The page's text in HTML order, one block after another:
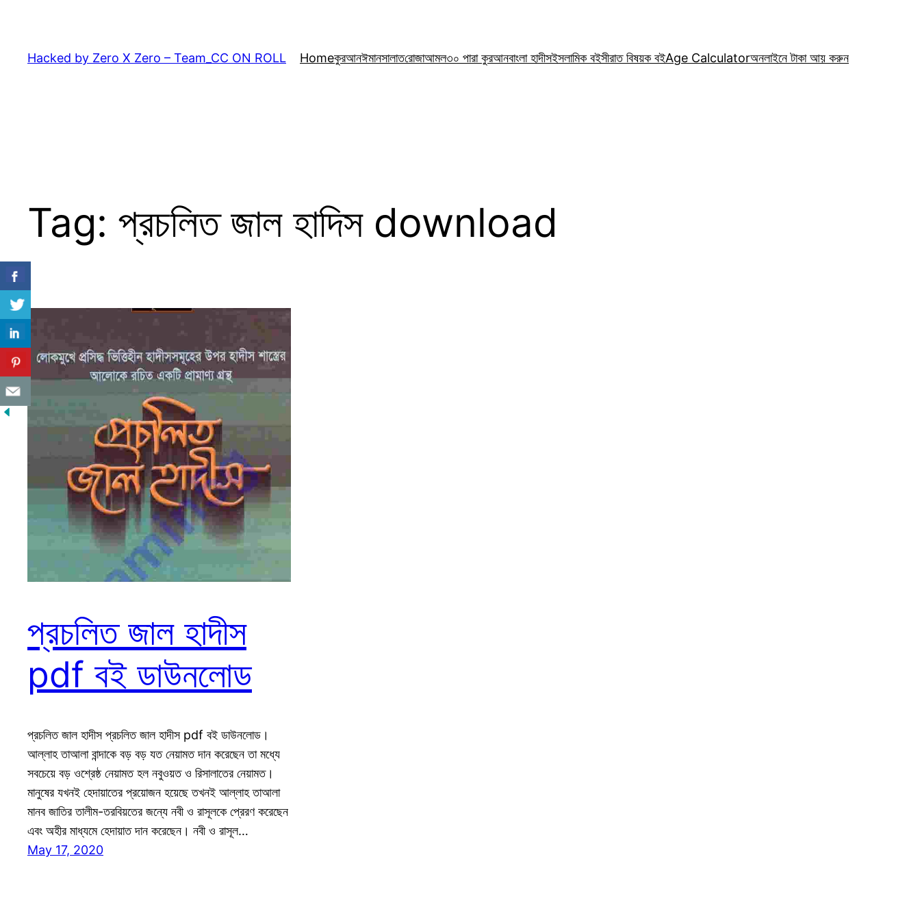
content
Hacked by Zero X Zero – Team_CC ON ROLL Homeকুরআনঈমানসালাতরোজাআমল৩০ পারা কুরআনবাংলা হাদীসইসলামিক বইসীরাত বিষয়ক বইAge Calculatorঅনলাইনে টাকা আয় করুন
Tag: প্রচলিত জাল হাদিস download
প্রচলিত জাল হাদীস
pdf বই ডাউনলোড
প্রচলিত জাল হাদীস প্রচলিত জাল হাদীস pdf বই ডাউনলোড।
আল্লাহ তাআলা বান্দাকে বড় বড় যত নেয়ামত দান করেছেন তা মধ্যে
সবচেয়ে বড় ওশ্রেষ্ঠ নেয়ামত হল নবুওয়ত ও রিসালাতের নেয়ামত।
মানুষের যখনই হেদায়াতের প্রয়োজন হয়েছে তখনই আল্লাহ তাআলা
মানব জাতির তালীম-তরবিয়তের জন্যে নবী ও রাসূলকে প্রেরণ করেছেন
এবং অহীর মাধ্যমে হেদায়াত দান করেছেন। নবী ও রাসূল…
May 17, 2020